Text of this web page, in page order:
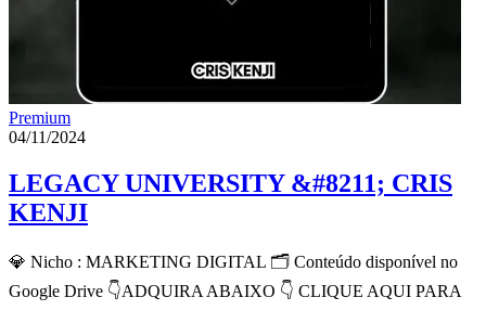
Premium
04/11/2024
LEGACY UNIVERSITY &#8211; CRIS
KENJI
💎 Nicho : MARKETING DIGITAL 🗂 Conteúdo disponível no
Google Drive 👇ADQUIRA ABAIXO 👇 CLIQUE AQUI PARA